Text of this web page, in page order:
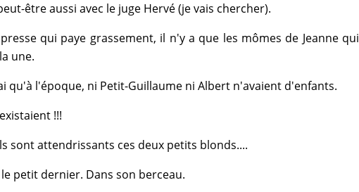
être aussi avec le juge Hervé (je vais chercher).
qui paye grassement, il n'y a que les mômes de Jeanne qui
une.
qu'à l'époque, ni Petit-Guillaume ni Albert n'avaient d'enfants.
!!!
sont attendrissants ces deux petits blonds....
petit dernier. Dans son berceau.